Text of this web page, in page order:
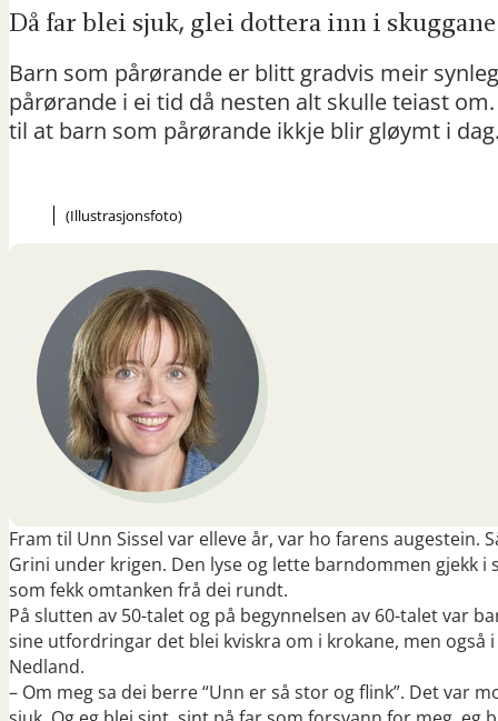
Då far blei sjuk, glei dottera inn i skuggane
Barn som pårørande er blitt gradvis meir
pårørande i ei tid då nesten alt skulle teiast
til at barn som pårørande ikkje blir gløymt i
(Illustrasjonsfoto)
Fram til Unn Sissel var elleve år, var ho farens
Grini under krigen. Den lyse og lette barndommen gjekk
som fekk omtanken frå dei rundt.
På slutten av 50-talet og på begynnelsen av 60-talet var
sine utfordringar det blei kviskra om i krokane, men også
Nedland.
– Om meg sa dei berre “Unn er så stor og flink”. Det var